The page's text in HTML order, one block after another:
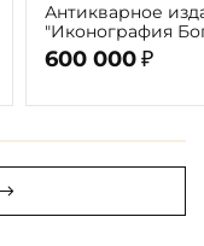
Антикварное
"Иконография
г. (в 2-х томах с
автора)
600 000 ₽